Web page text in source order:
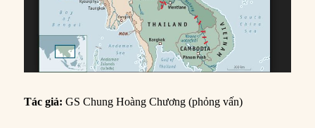
Tác giả:GS Chung Hoàng Chương (phỏng vấn)